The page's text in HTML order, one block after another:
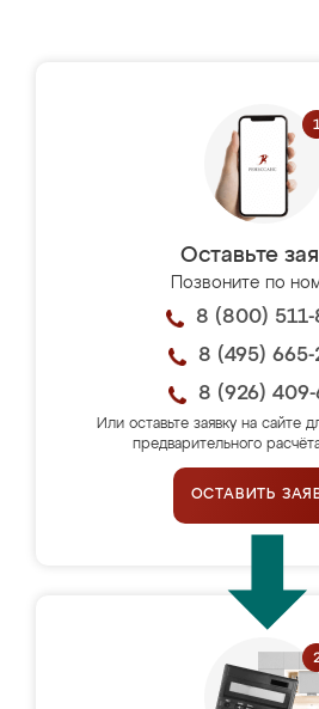
Оставьте
Позвоните по
8 (800) 511-
8 (495) 665-
8 (926) 409-
Или оставьте заявку на сайте
предварительного
ОСТАВИТЬ